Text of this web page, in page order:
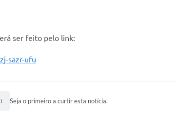
ser feito pelo link:
sazr-ufu
Seja o primeiro a curtir esta notícia.